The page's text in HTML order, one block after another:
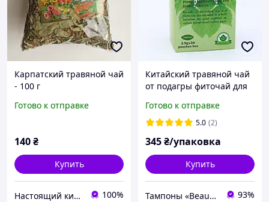
Карпатский травяной чай
- 100 г
Готово к отправке
140₴
Купить
Настоящий китайский Чай 100%
Китайский травяной чай
от подагры фиточай для
кислоты, 20 пакетиков
Готово к отправке
5.0 (2)
345₴/упаковка
Купить
Тампоны «Beautiful Life» 93%